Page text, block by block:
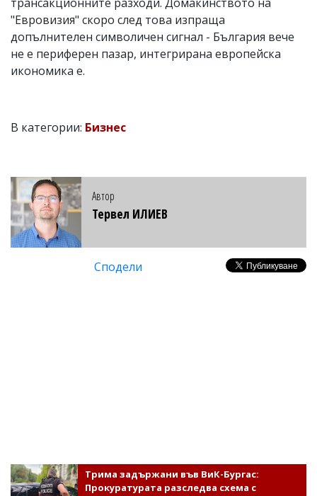
"Евровизия" скоро след това изпраща
допълнителен символичен сигнал - България вече
не е периферен пазар, интегрирана европейска
икономика е.
В категории: Бизнес
Автор
Тервел ИЛИЕВ
Сподели
Трима задържани във ВиК-Бургас:
Прокуратурата разследва схема с